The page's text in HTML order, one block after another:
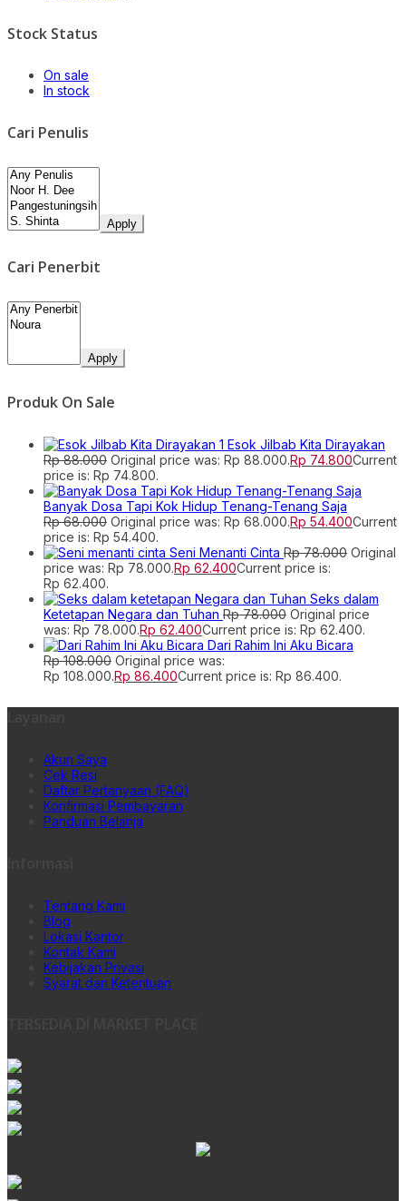
Stock Status
On sale
In stock
Cari Penulis
Apply
Cari Penerbit
Apply
Produk On Sale
Esok Jilbab Kita Dirayakan
Rp88.000 Original price was: Rp 88.000.Rp 74.800Current
price is: Rp 74.800.
Banyak Dosa Tapi Kok Hidup Tenang-Tenang Saja
Rp68.000 Original price was: Rp 68.000.Rp 54.400Current
price is: Rp 54.400.
Seni Menanti Cinta Rp78.000 Original
price was: Rp 78.000.Rp 62.400Current price is:
Rp 62.400.
Seks dalam
Ketetapan Negara dan Tuhan Rp78.000 Original price
was: Rp 78.000.Rp 62.400Current price is: Rp 62.400.
Dari Rahim Ini Aku Bicara
Rp108.000 Original price was:
Rp 108.000.Rp 86.400Current price is: Rp 86.400.
Akun Saya
Cek Resi
Daftar Pertanyaan (FAQ)
Konfirmasi Pembayaran
Panduan Belanja
Tentang Kami
Blog
Lokasi Kantor
Kontak Kami
Kebijakan Privasi
Syarat dan Ketentuan